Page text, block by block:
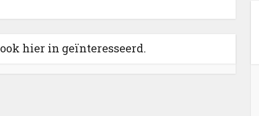
hier in geïnteresseerd.